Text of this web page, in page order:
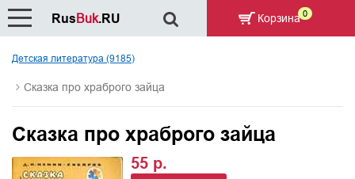
Детская литература (9185)
Сказка про храброго зайца
Сказка про храброго зайца
55 р.
RusBuk.RU Корзина 0